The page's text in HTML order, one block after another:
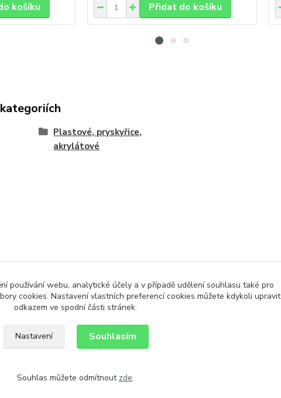
košíku Přidat do košíku
Plastové, pryskyřice,
akrylátové
používání webu, analytické účely a v případě udělení souhlasu také pro
cookies. Nastavení vlastních preferencí cookies můžete kdykoli upravit
odkazem ve spodní části stránek.
Nastavení Souhlasím
Souhlas můžete odmítnout zde.